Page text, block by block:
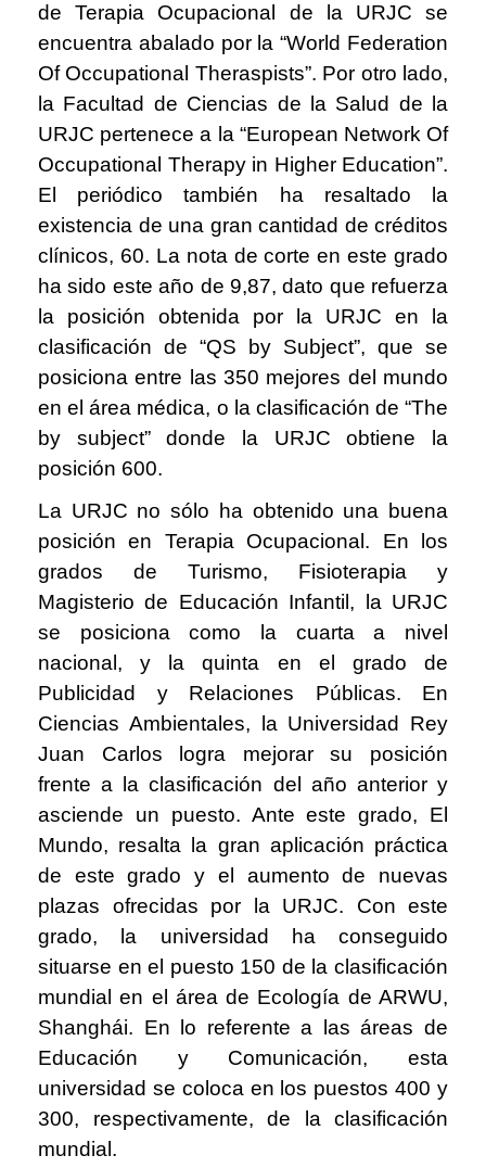
de Terapia Ocupacional de la URJC se
encuentra abalado por la “World Federation
Of Occupational Theraspists”. Por otro lado,
la Facultad de Ciencias de la Salud de la
URJC pertenece a la “European Network Of
Occupational Therapy in Higher Education”.
El periódico también ha resaltado la
existencia de una gran cantidad de créditos
clínicos, 60. La nota de corte en este grado
ha sido este año de 9,87, dato que refuerza
la posición obtenida por la URJC en la
clasificación de “QS by Subject”, que se
posiciona entre las 350 mejores del mundo
en el área médica, o la clasificación de “The
by subject” donde la URJC obtiene la
posición 600.
La URJC no sólo ha obtenido una buena
posición en Terapia Ocupacional. En los
grados de Turismo, Fisioterapia y
Magisterio de Educación Infantil, la URJC
se posiciona como la cuarta a nivel
nacional, y la quinta en el grado de
Publicidad y Relaciones Públicas. En
Ciencias Ambientales, la Universidad Rey
Juan Carlos logra mejorar su posición
frente a la clasificación del año anterior y
asciende un puesto. Ante este grado, El
Mundo, resalta la gran aplicación práctica
de este grado y el aumento de nuevas
plazas ofrecidas por la URJC. Con este
grado, la universidad ha conseguido
situarse en el puesto 150 de la clasificación
mundial en el área de Ecología de ARWU,
Shanghái. En lo referente a las áreas de
Educación y Comunicación, esta
universidad se coloca en los puestos 400 y
300, respectivamente, de la clasificación
mundial.